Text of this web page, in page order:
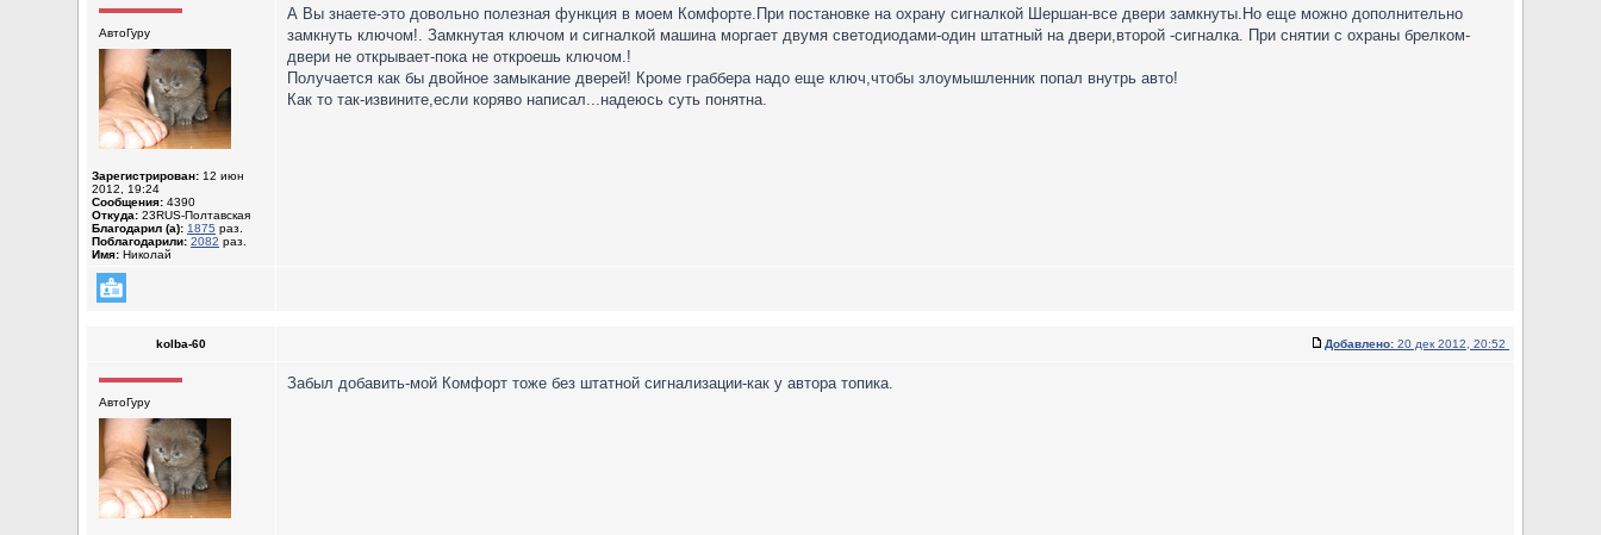
АвтоГуру
Зарегистрирован: 12 июн
2012, 19:24
Сообщения: 4390
Откуда: 23RUS-Полтавская
Благодарил (а): 1875 раз.
Поблагодарили: 2082 раз.
Имя: Николай
А Вы знаете-это довольно полезная функция в моем Комфорте.При постановке на охрану сигналкой Шершан-все двери замкнуты.Но еще можно дополнительно
замкнуть ключом!. Замкнутая ключом и сигналкой машина моргает двумя светодиодами-один штатный на двери,второй -сигналка. При снятии с охраны брелком-
двери не открывает-пока не откроешь ключом.!
Получается как бы двойное замыкание дверей! Кроме граббера надо еще ключ,чтобы злоумышленник попал внутрь авто!
Как то так-извините,если коряво написал...надеюсь суть понятна.
kolba-60 Добавлено: 20 дек 2012, 20:52
АвтоГуру
Забыл добавить-мой Комфорт тоже без штатной сигнализации-как у автора топика.